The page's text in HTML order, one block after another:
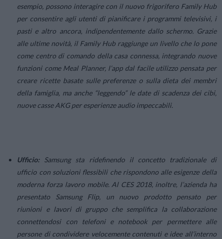
esempio, possono interagire con il nuovo frigorifero Family Hub
per consentire agli utenti di pianificare i programmi televisivi, i
pasti e altro ancora, indipendentemente dallo schermo. Grazie
alle ultime novità, il Family Hub raggiunge un livello che lo pone
come centro di comando della casa connessa, integrando nuove
funzioni come Meal Planner, l’app dal facile utilizzo pensata per
creare ricette basate sulle preferenze o sulla dieta dei membri
della famiglia, ma anche “leggendo” le date di scadenza dei cibi,
nuove casse AKG per esperienze audio impeccabili.
Ufficio: Samsung sta ridefinendo il concetto tradizionale di
ufficio con soluzioni flessibili che rispondono alle esigenze della
moderna forza lavoro mobile. Al CES 2018, inoltre, l’azienda ha
presentato Samsung Flip, un nuovo prodotto pensato per
riunioni e lavori di gruppo che semplifica la collaborazione
connettendosi con telefoni e notebook per permettere alle
persone di condividere velocemente contenuti e idee all’interno